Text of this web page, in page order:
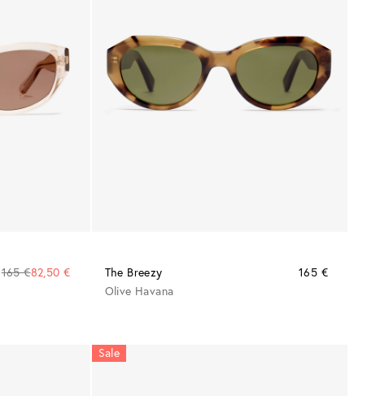
165 €82,50 €
The Breezy
165 €
Olive Havana
Sale